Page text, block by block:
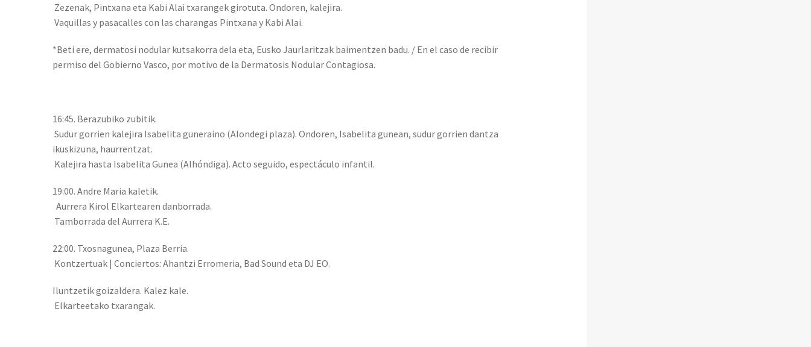
Zezenak, Pintxana eta Kabi Alai txarangek girotuta. Ondoren, kalejira.
Vaquillas y pasacalles con las charangas Pintxana y Kabi Alai.
*Beti ere, dermatosi nodular kutsakorra dela eta, Eusko Jaurlaritzak baimentzen badu. / En el caso de recibir
permiso del Gobierno Vasco, por motivo de la Dermatosis Nodular Contagiosa.
16:45. Berazubiko zubitik.
Sudur gorrien kalejira Isabelita guneraino (Alondegi plaza). Ondoren, Isabelita gunean, sudur gorrien dantza
ikuskizuna, haurrentzat.
Kalejira hasta Isabelita Gunea (Alhóndiga). Acto seguido, espectáculo infantil.
19:00. Andre Maria kaletik.
Aurrera Kirol Elkartearen danborrada.
Tamborrada del Aurrera K.E.
22:00. Txosnagunea, Plaza Berria.
Kontzertuak | Conciertos: Ahantzi Erromeria, Bad Sound eta DJ EO.
Iluntzetik goizaldera. Kalez kale.
Elkarteetako txarangak.